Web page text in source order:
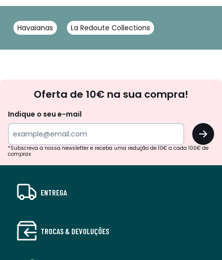
Havaianas La Redoute Collections
Oferta de 10€ na sua compra!
Indique o seu e-mail
OK
*Subscreva a nossa newsletter e receba uma redução de 10€ a cada 100€ de
compras
ENTREGA
TROCAS & DEVOLUÇÕES